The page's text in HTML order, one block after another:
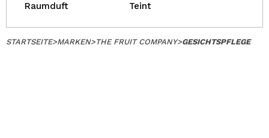
Raumduft Teint
STARTSEITE>MARKEN>THE FRUIT COMPANY>GESICHTSPFLEGE